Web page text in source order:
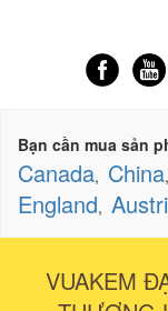
Bạn cần mua sản
Canada, China,
England,
VUAKEM